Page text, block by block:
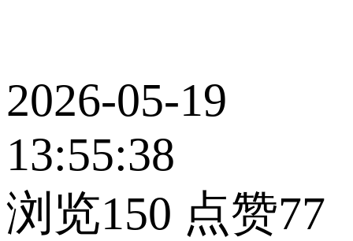
2026-05-19
13:55:38
浏览150 点赞77